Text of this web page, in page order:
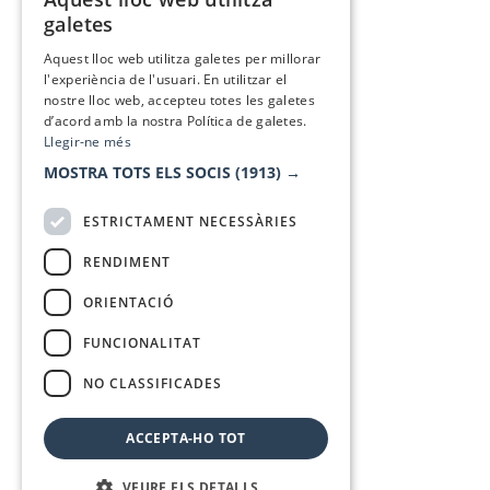
galetes
Aquest lloc web utilitza galetes per millorar
l'experiència de l'usuari. En utilitzar el
nostre lloc web, accepteu totes les galetes
d’acord amb la nostra Política de galetes.
Llegir-ne més
MOSTRA TOTS ELS SOCIS (1913) →
ESTRICTAMENT NECESSÀRIES
RENDIMENT
ORIENTACIÓ
FUNCIONALITAT
NO CLASSIFICADES
ACCEPTA-HO TOT